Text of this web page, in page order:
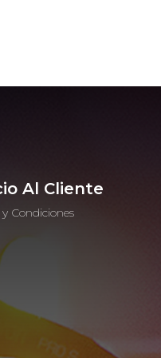
Al Cliente
Condiciones